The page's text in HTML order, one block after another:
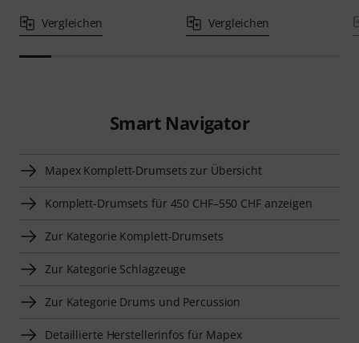
Vergleichen Vergleichen
Smart Navigator
Mapex Komplett-Drumsets zur Übersicht
Komplett-Drumsets für 450 CHF–550 CHF anzeigen
Zur Kategorie Komplett-Drumsets
Zur Kategorie Schlagzeuge
Zur Kategorie Drums und Percussion
Detaillierte Herstellerinfos für Mapex